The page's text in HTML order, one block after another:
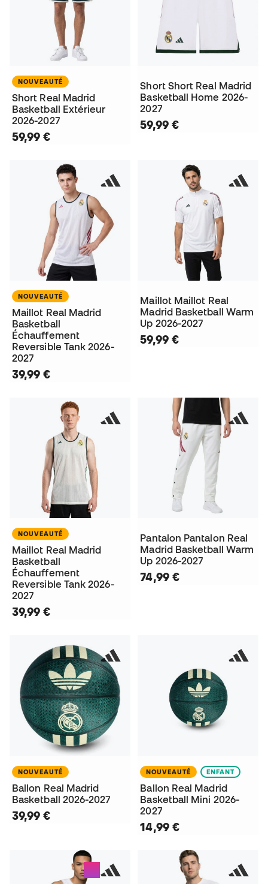
NOUVEAUTÉ
Short Real Madrid
Basketball Extérieur
2026-2027
59,99 €
Short Short Real Madrid
Basketball Home 2026-
2027
59,99 €
NOUVEAUTÉ
Maillot Real Madrid
Basketball
Échauffement
Reversible Tank 2026-
2027
39,99 €
Maillot Maillot Real
Madrid Basketball Warm
Up 2026-2027
59,99 €
NOUVEAUTÉ
Maillot Real Madrid
Basketball
Échauffement
Reversible Tank 2026-
2027
39,99 €
Pantalon Pantalon Real
Madrid Basketball Warm
Up 2026-2027
74,99 €
NOUVEAUTÉ
Ballon Real Madrid
Basketball 2026-2027
39,99 €
NOUVEAUTÉ ENFANT
Ballon Real Madrid
Basketball Mini 2026-
2027
14,99 €